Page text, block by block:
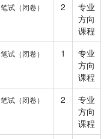
笔试（闭卷） 2
专业
方向
课程
笔试（闭卷） 1
专业
方向
课程
笔试（闭卷） 2
专业
方向
课程